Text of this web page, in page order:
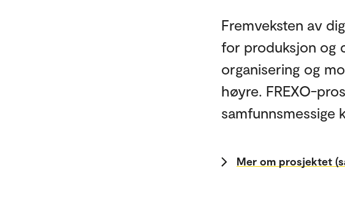
Fremveksten av
for produksjon og
organisering og
høyre. FREXO-
samfunnsmessige
Mer om prosjektet